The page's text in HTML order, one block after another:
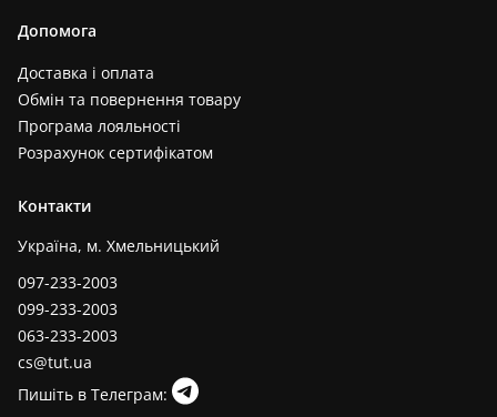
Допомога
Доставка і оплата
Обмін та повернення товару
Програма лояльності
Розрахунок сертифікатом
Контакти
Україна, м. Хмельницький
097-233-2003
099-233-2003
063-233-2003
cs@tut.ua
Пишіть в Телеграм: